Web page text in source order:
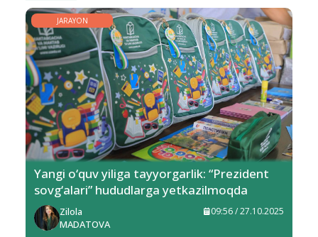
JARAYON
Yangi o‘quv yiliga tayyorgarlik: “Prezident
sovg‘alari” hududlarga yetkazilmoqda
Zilola
MADATOVA
09:56 / 27.10.2025